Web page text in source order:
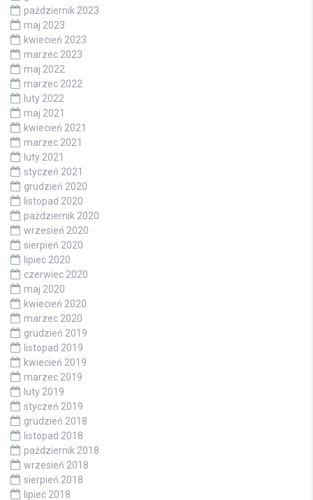
październik 2023
maj 2023
kwiecień 2023
marzec 2023
maj 2022
marzec 2022
luty 2022
maj 2021
kwiecień 2021
marzec 2021
luty 2021
styczeń 2021
grudzień 2020
listopad 2020
październik 2020
wrzesień 2020
sierpień 2020
lipiec 2020
czerwiec 2020
maj 2020
kwiecień 2020
marzec 2020
grudzień 2019
listopad 2019
kwiecień 2019
marzec 2019
luty 2019
styczeń 2019
grudzień 2018
listopad 2018
październik 2018
wrzesień 2018
sierpień 2018
lipiec 2018